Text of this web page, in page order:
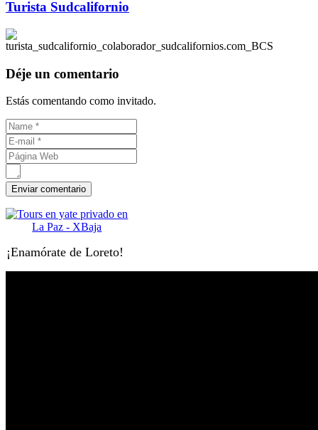
Turista Sudcalifornio
Déje un comentario
Estás comentando como invitado.
¡Enamórate de Loreto!